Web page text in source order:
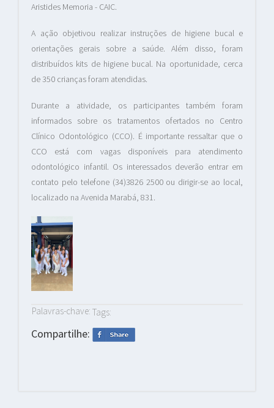
Aristides Memoria - CAIC.
A ação objetivou realizar instruções de higiene bucal e
orientações gerais sobre a saúde. Além disso, foram
distribuídos kits de higiene bucal. Na oportunidade, cerca
de 350 crianças foram atendidas.
Durante a atividade, os participantes também foram
informados sobre os tratamentos ofertados no Centro
Clínico Odontológico (CCO). É importante ressaltar que o
CCO está com vagas disponíveis para atendimento
odontológico infantil. Os interessados deverão entrar em
contato pelo telefone (34)3826 2500 ou dirigir-se ao local,
localizado na Avenida Marabá, 831.
Palavras-chave: Tags:
Compartilhe: